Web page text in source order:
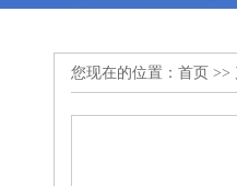
您现在的位置： 首页 >>